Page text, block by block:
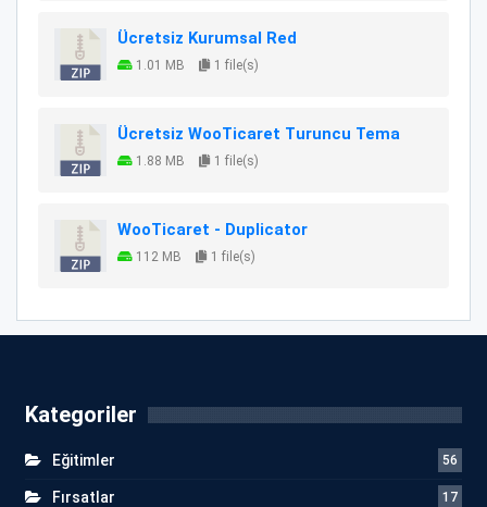
Ücretsiz Kurumsal Red
1.01 MB 1 file(s)
Ücretsiz WooTicaret Turuncu Tema
1.88 MB 1 file(s)
WooTicaret - Duplicator
112 MB 1 file(s)
Kategoriler
Eğitimler 56
Fırsatlar 17